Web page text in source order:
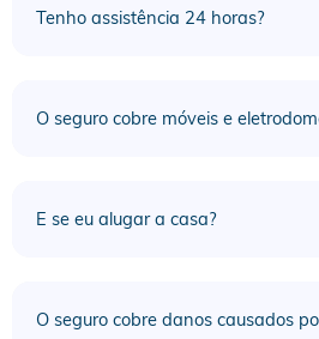
Tenho assistência 24 horas?
O seguro cobre móveis e
E se eu alugar a casa?
O seguro cobre danos causados